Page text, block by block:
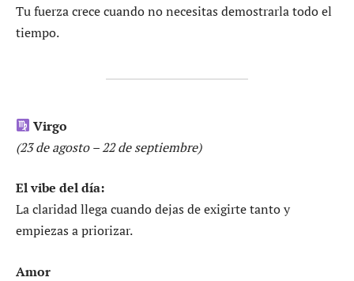
Tu fuerza crece cuando no necesitas demostrarla todo el
tiempo.
Virgo
(23 de agosto – 22 de septiembre)
El vibe del día:
La claridad llega cuando dejas de exigirte tanto y
empiezas a priorizar.
Amor